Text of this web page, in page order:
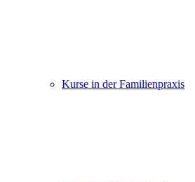
Kurse in der Familienpraxis